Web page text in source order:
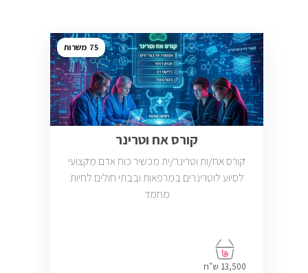
75
קורס אח וטרינר
קורס אח/ות וטרינר/ית מכשיר כוח אדם מקצועי
לסיוע לוטרינרים במרפאות ובבתי חולים לחיות
מחמד
13,500 ש"ח